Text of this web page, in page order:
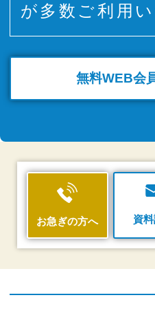
が多数ご利用
無料WEB会
お急ぎの方へ 資